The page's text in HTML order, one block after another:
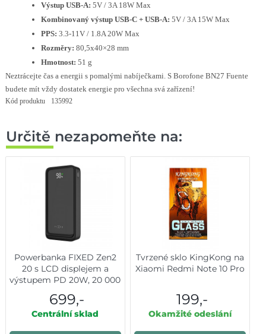
Výstup USB-A: 5V / 3A 18W Max
Kombinovaný výstup USB-C + USB-A: 5V / 3A 15W Max
PPS: 3.3-11V / 1.8A 20W Max
Rozměry: 80,5x40×28 mm
Hmotnost: 51 g
Neztrácejte čas a energii s pomalými nabíječkami. S Borofone BN27 Fuente
budete mít vždy dostatek energie pro všechna svá zařízení!
Kód produktu 135992
Určitě nezapomeňte na:
Powerbanka FIXED Zen2
20 s LCD displejem a
výstupem PD 20W, 20 000
699,-
Centrální sklad
Tvrzené sklo KingKong na
Xiaomi Redmi Note 10 Pro
199,-
Okamžité odeslání